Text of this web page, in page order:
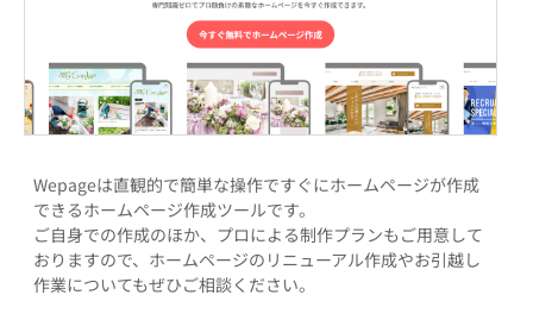
Wepageは直観的で簡単な操作ですぐにホームページが作成
できるホームページ作成ツールです。
ご自身での作成のほか、プロによる制作プランもご用意して
おりますので、ホームページのリニューアル作成やお引越し
作業についてもぜひご相談ください。